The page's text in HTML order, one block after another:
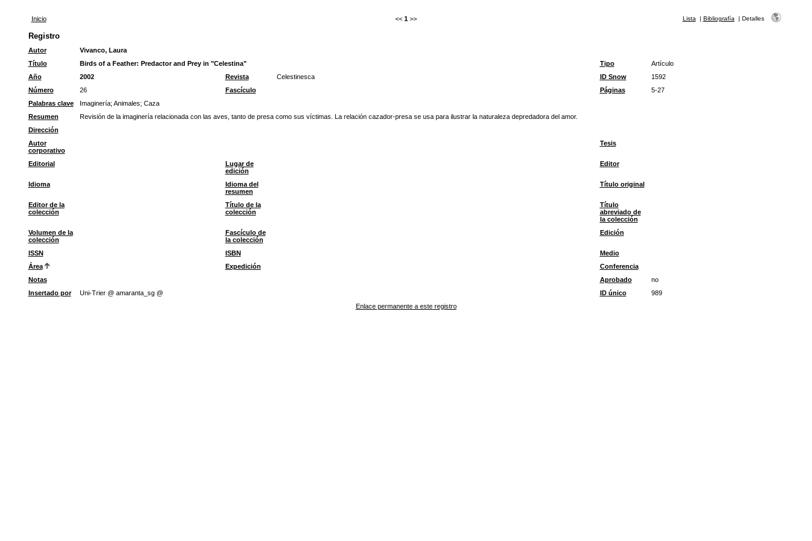
Inicio << 1 >> Lista | Bibliografía | Detalles
Registro
Autor
Vivanco, Laura
Título
Birds of a Feather: Predactor and Prey in "Celestina" Tipo
Artículo
Año
2002 Revista Celestinesca ID Snow
1592
Número
26 Fascículo Páginas
5-27
Palabras clave
Imaginería; Animales; Caza
Resumen
Revisión de la imaginería relacionada con las aves, tanto de presa como sus víctimas. La relación cazador-presa se usa para ilustrar la naturaleza depredadora del amor.
Dirección
Autor
corporativo
Tesis
Editorial
Lugar de
edición
Editor
Idioma
Idioma del
resumen
Título original
Editor de la
colección
Título de la
colección
Título
abreviado de
la colección
Volumen de la
colección
Fascículo de
la colección
Edición
ISSN ISBN
Medio
Área
Expedición
Conferencia
Notas
Aprobado
no
Insertado por
Uni-Trier @ amaranta_sg @ ID único
989
Enlace permanente a este registro